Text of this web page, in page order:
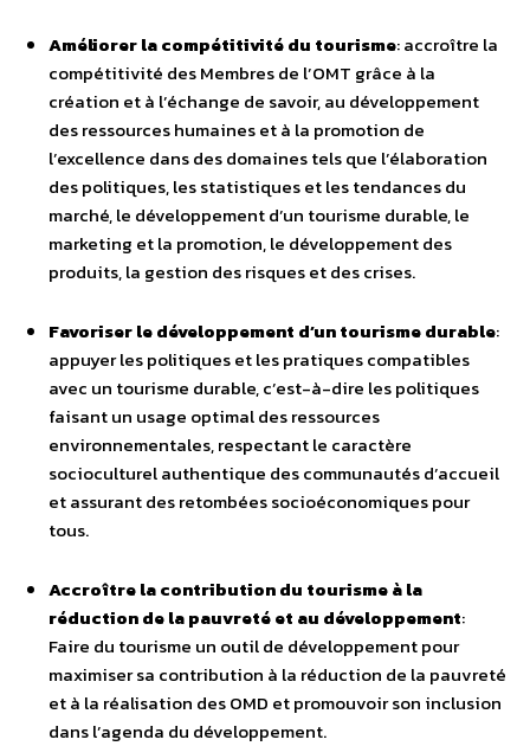
Améliorer la compétitivité du tourisme: accroître la
compétitivité des Membres de l’OMT grâce à la
création et à l’échange de savoir, au développement
des ressources humaines et à la promotion de
l’excellence dans des domaines tels que l’élaboration
des politiques, les statistiques et les tendances du
marché, le développement d’un tourisme durable, le
marketing et la promotion, le développement des
produits, la gestion des risques et des crises.
Favoriser le développement d’un tourisme durable:
appuyer les politiques et les pratiques compatibles
avec un tourisme durable, c’est-à-dire les politiques
faisant un usage optimal des ressources
environnementales, respectant le caractère
socioculturel authentique des communautés d’accueil
et assurant des retombées socioéconomiques pour
tous.
Accroître la contribution du tourisme à la
réduction de la pauvreté et au développement:
Faire du tourisme un outil de développement pour
maximiser sa contribution à la réduction de la pauvreté
et à la réalisation des OMD et promouvoir son inclusion
dans l’agenda du développement.